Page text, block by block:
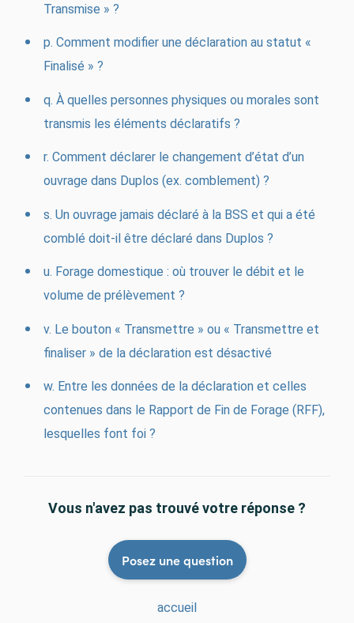
Transmise » ?
p. Comment modifier une déclaration au statut «
Finalisé » ?
q. À quelles personnes physiques ou morales sont
transmis les éléments déclaratifs ?
r. Comment déclarer le changement d’état d’un
ouvrage dans Duplos (ex. comblement) ?
s. Un ouvrage jamais déclaré à la BSS et qui a été
comblé doit-il être déclaré dans Duplos ?
u. Forage domestique : où trouver le débit et le
volume de prélèvement ?
v. Le bouton « Transmettre » ou « Transmettre et
finaliser » de la déclaration est désactivé
w. Entre les données de la déclaration et celles
contenues dans le Rapport de Fin de Forage (RFF),
lesquelles font foi ?
Vous n'avez pas trouvé votre réponse ?
Posez une question
accueil